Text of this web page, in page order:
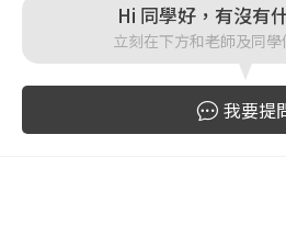
登入
忘記密碼 註冊
Hi 同學好，有沒有
立刻在下方和老師及同
我要提